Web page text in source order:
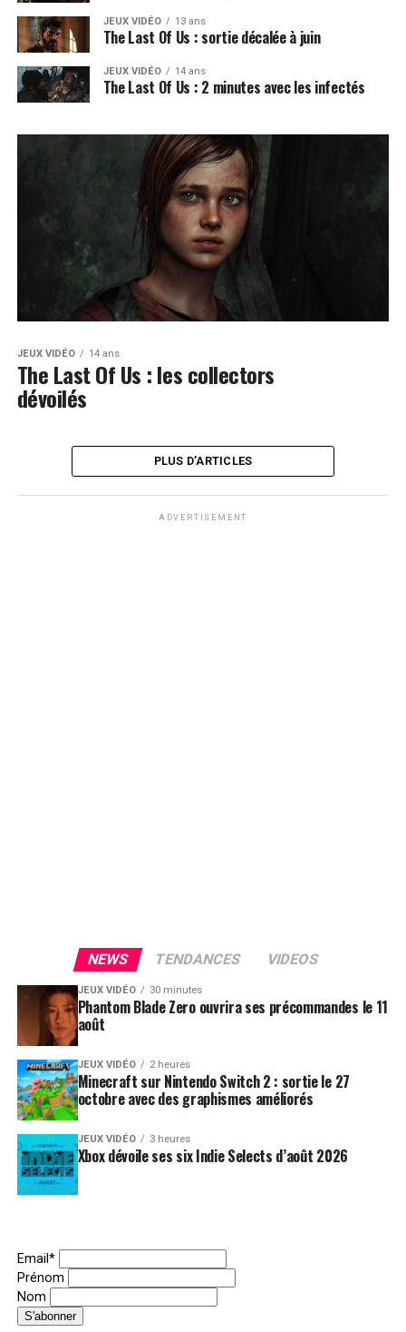
JEUX VIDÉO 13 ans
The Last Of Us : sortie décalée à juin
JEUX VIDÉO 14 ans
The Last Of Us : 2 minutes avec les infectés
JEUX VIDÉO 14 ans
The Last Of Us : les collectors
dévoilés
PLUS D’ARTICLES
ADVERTISEMENT
NEWS TENDANCES VIDEOS
JEUX VIDÉO 30 minutes
Phantom Blade Zero ouvrira ses précommandes le 11
août
JEUX VIDÉO 2 heures
Minecraft sur Nintendo Switch 2 : sortie le 27
octobre avec des graphismes améliorés
JEUX VIDÉO 3 heures
Xbox dévoile ses six Indie Selects d’août 2026
Email*
Prénom
Nom